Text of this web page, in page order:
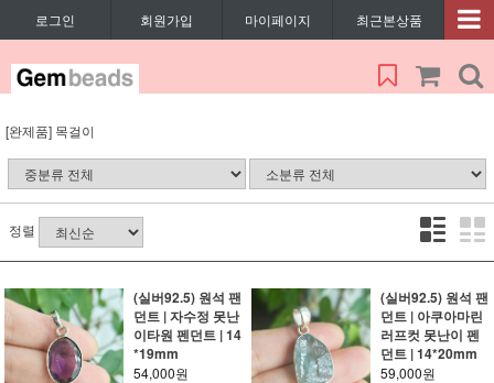
로그인 회원가입 마이페이지 최근본상품
[완제품] 목걸이
정렬
(실버92.5) 원석 팬
던트 | 자수정 못난
이타원 펜던트 | 14
*19mm
54,000원
(실버92.5) 원석 팬
던트 | 아쿠아마린
러프컷 못난이 펜
던트 | 14*20mm
59,000원